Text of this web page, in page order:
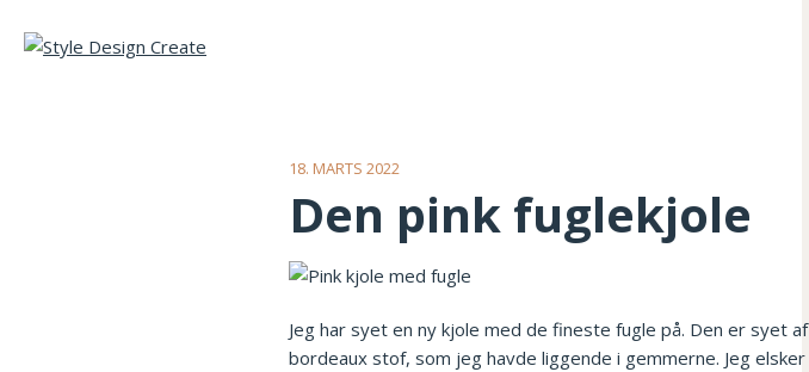
18. MARTS 2022
Den pink fuglekjole
Jeg har syet en ny kjole med de fineste fugle på. Den er syet
bordeaux stof, som jeg havde liggende i gemmerne. Jeg